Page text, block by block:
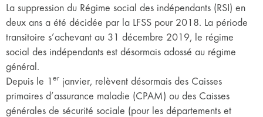
La suppression du Régime social des indépendants (RSI) en
deux ans a été décidée par la LFSS pour 2018. La période
transitoire s’achevant au 31 décembre 2019, le régime
social des indépendants est désormais adossé au régime
général.
Depuis le 1 er janvier, relèvent désormais des Caisses
primaires d’assurance maladie (CPAM) ou des Caisses
générales de sécurité sociale (pour les départements et